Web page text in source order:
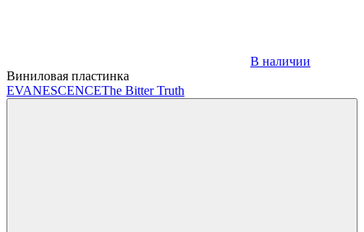
В наличии
Виниловая пластинка
EVANESCENCEThe Bitter Truth